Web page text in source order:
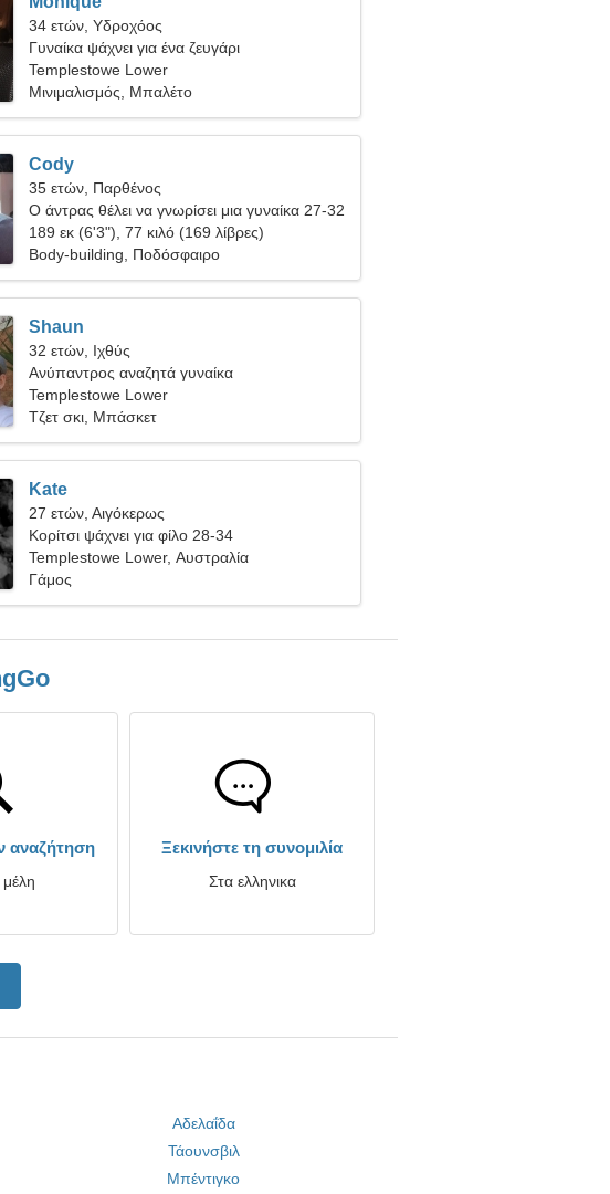
34 ετών, Υδροχόος
Γυναίκα ψάχνει για ένα ζευγάρι
Templestowe Lower
Μινιμαλισμός, Μπαλέτο
Cody
35 ετών, Παρθένος
Ο άντρας θέλει να γνωρίσει μια γυναίκα 27-32
189 εκ (6'3"), 77 κιλό (169 λίβρες)
Body-building, Ποδόσφαιρο
Shaun
32 ετών, Ιχθύς
Ανύπαντρος αναζητά γυναίκα
Templestowe Lower
Τζετ σκι, Μπάσκετ
Kate
27 ετών, Αιγόκερως
Κορίτσι ψάχνει για φίλο 28-34
Templestowe Lower, Αυστραλία
Γάμος
αναζήτηση
μέλη
Ξεκινήστε τη συνομιλία
Στα ελληνικα
Αδελαΐδα
Τάουνσβιλ
Μπέντιγκο